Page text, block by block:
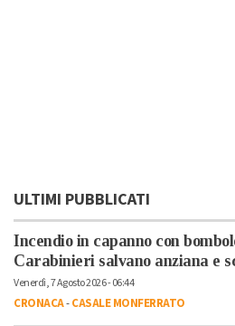
ULTIMI PUBBLICATI
Incendio in capanno con
Carabinieri salvano anziana e
Venerdì, 7 Agosto 2026 - 06:44
CRONACA-CASALE MONFERRATO